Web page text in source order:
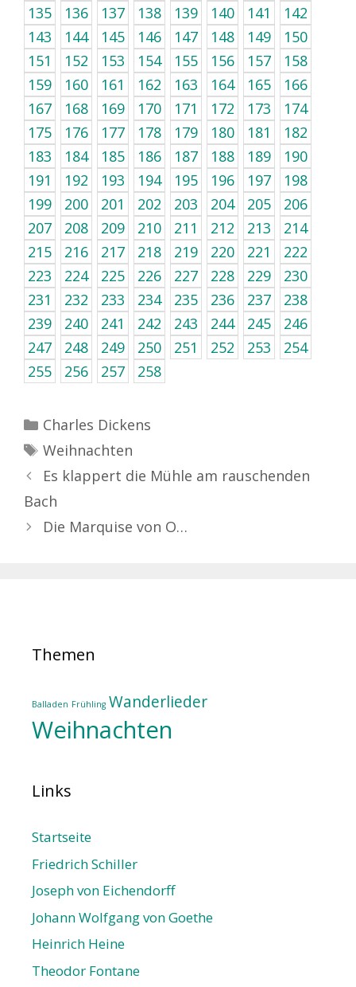
135
136 137 138 139 140 141
142
143
144 145 146 147 148 149
150
151
152 153 154 155 156 157
158
159
160 161 162 163 164 165
166
167
168 169 170 171 172 173
174
175
176 177 178 179 180 181
182
183
184 185 186 187 188 189
190
191
192 193 194 195 196 197
198
199
200 201 202 203 204 205
206
207
208 209 210 211 212 213
214
215
216 217 218 219 220 221
222
223
224 225 226 227 228 229
230
231
232 233 234 235 236 237
238
239
240 241 242 243 244 245
246
247
248 249 250 251 252 253
254
255
256 257 258
Kategorien
Charles Dickens
Schlagwörter
Weihnachten
Es klappert die Mühle am rauschenden
Bach
Die Marquise von O…
Themen
Balladen Frühling Wanderlieder
Weihnachten
Links
Startseite
Friedrich Schiller
Joseph von Eichendorff
Johann Wolfgang von Goethe
Heinrich Heine
Theodor Fontane